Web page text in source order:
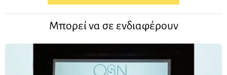
Μπορεί να σε ενδιαφέρουν